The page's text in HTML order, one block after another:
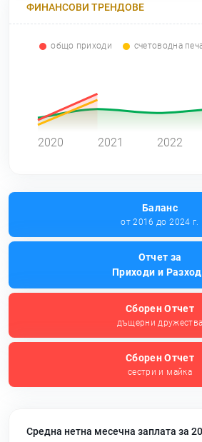
ФИНАНСОВИ ТРЕНДОВЕ
общо приходи счетоводна
2020 2021 2022
Баланс
от 2016 до 2024 г.
Отчет за
Приходи и
Сборен Отчет
дъщерни дружества
Сборен Отчет
сестри и майка
Средна нетна месечна заплата за